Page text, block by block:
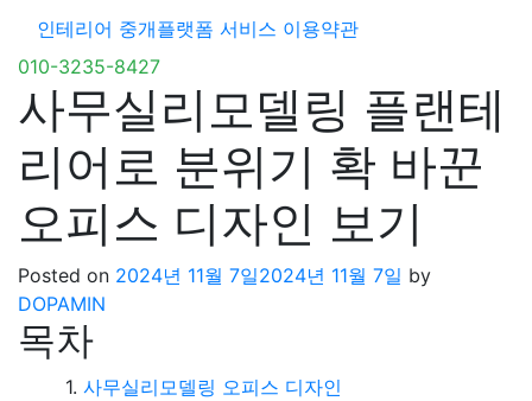
인테리어 중개플랫폼 서비스 이용약관
010-3235-8427
사무실리모델링 플랜테
리어로 분위기 확 바꾼
오피스 디자인 보기
Posted on 2024년 11월 7일2024년 11월 7일 by
DOPAMIN
목차
사무실리모델링 오피스 디자인